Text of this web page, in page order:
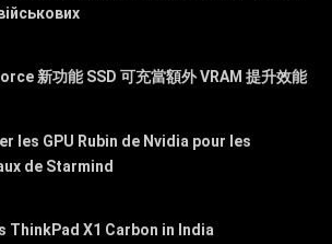
新功能 SSD 可充當額外 VRAM 提升效能
les GPU Rubin de Nvidia pour les
de Starmind
ThinkPad X1 Carbon in India